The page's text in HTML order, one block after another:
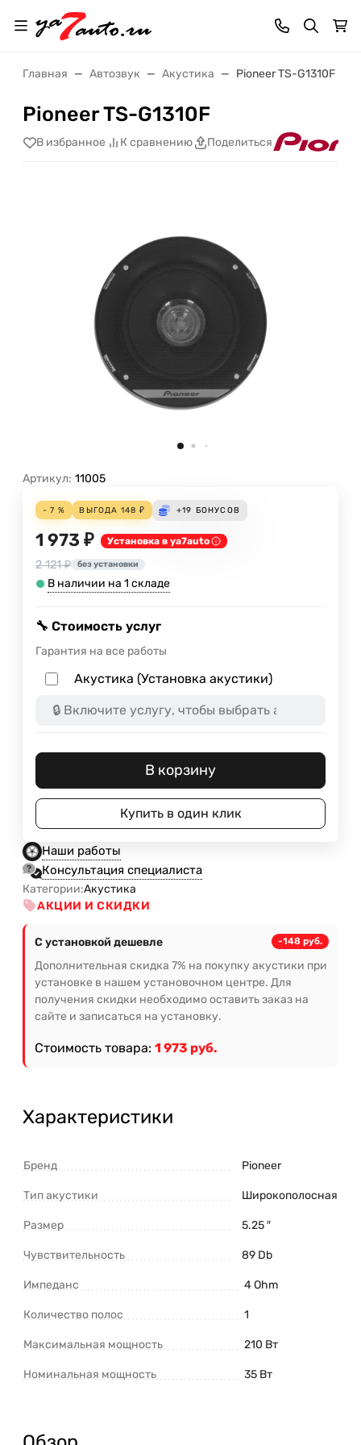
Главная Автозвук Акустика Pioneer TS-G1310F
Pioneer TS-G1310F
В избранное К сравнению Поделиться
Артикул: 11005
- 7 % ВЫГОДА 148 ₽ +19 БОНУСОВ
1 973 ₽ Установка в ya7auto
2 121 ₽ без установки
В наличии на 1 складе
🔧 Стоимость услуг
Гарантия на все работы
Акустика (Установка акустики)
В корзину
Купить в один клик
Наши работы
Консультация специалиста
Категории:Акустика
АКЦИИ И СКИДКИ
С установкой дешевле -148 руб.
Дополнительная скидка 7% на покупку акустики при
установке в нашем установочном центре. Для
получения скидки необходимо оставить заказ на
сайте и записаться на установку.
Стоимость товара: 1 973 руб.
Характеристики
Бренд Pioneer
Тип акустики Широкополосная
Размер 5.25 ″
Чувствительность 89 Db
Импеданс 4 Ohm
Количество полос 1
Максимальная мощность 210 Вт
Номинальная мощность 35 Вт